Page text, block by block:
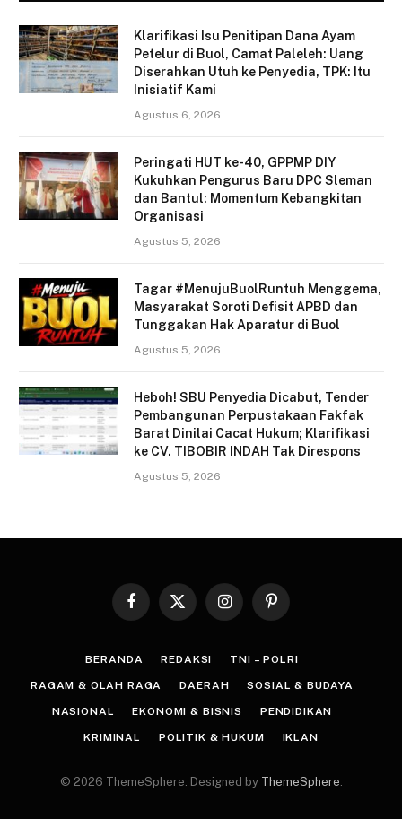
Klarifikasi Isu Penitipan Dana Ayam
Petelur di Buol, Camat Paleleh: Uang
Diserahkan Utuh ke Penyedia, TPK: Itu
Inisiatif Kami
Agustus 6, 2026
Peringati HUT ke-40, GPPMP DIY
Kukuhkan Pengurus Baru DPC Sleman
dan Bantul: Momentum Kebangkitan
Organisasi
Agustus 5, 2026
Tagar #MenujuBuolRuntuh Menggema,
Masyarakat Soroti Defisit APBD dan
Tunggakan Hak Aparatur di Buol
Agustus 5, 2026
Heboh! SBU Penyedia Dicabut, Tender
Pembangunan Perpustakaan Fakfak
Barat Dinilai Cacat Hukum; Klarifikasi
ke CV. TIBOBIR INDAH Tak Direspons
Agustus 5, 2026
Facebook
X
InstagramPinterest
BERANDA REDAKSI TNI – POLRI
RAGAM & OLAH RAGA DAERAH SOSIAL & BUDAYA
NASIONAL EKONOMI & BISNIS PENDIDIKAN
KRIMINAL POLITIK & HUKUM IKLAN
© 2026 ThemeSphere. Designed by ThemeSphere.